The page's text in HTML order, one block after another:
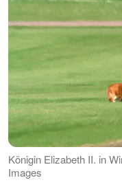
Königin Elizabeth II. in
Images